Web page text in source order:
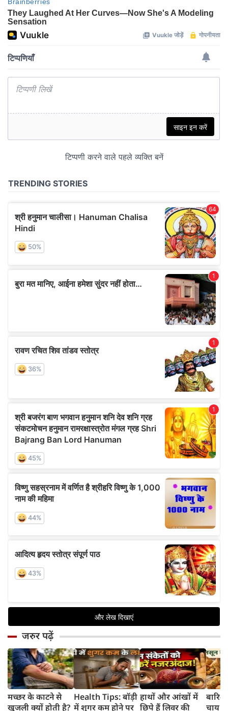
जरुर पढ़ें
मच्छर के काटने से
खुजली क्यों होती है?
Health Tips: बॉड़ी
में शुगर कम होने पर
हाथों और आंखों में
छिपे हैं लिवर की
चाय